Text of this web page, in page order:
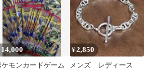
14,000
ケモンカードゲーム
¥2,850
メンズ レディース